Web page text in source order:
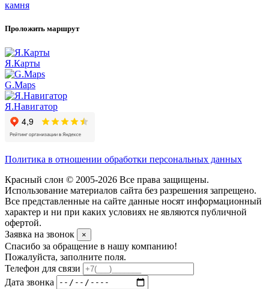
камня
Проложить маршрут
Я.Карты
G.Maps
Я.Навигатор
Политика в отношении обработки персональных данных
Красный слон © 2005-2026 Все права защищены.
Использование материалов сайта без разрешения запрещено.
Все представленные на сайте данные носят информационный
характер и ни при каких условиях не являются публичной
офертой.
Заявка на звонок
×
Спасибо за обращение в нашу компанию!
Пожалуйста, заполните поля.
Телефон для связи
Дата звонка